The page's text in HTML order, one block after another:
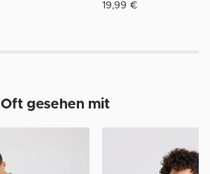
19,99 €
Oft gesehen mit